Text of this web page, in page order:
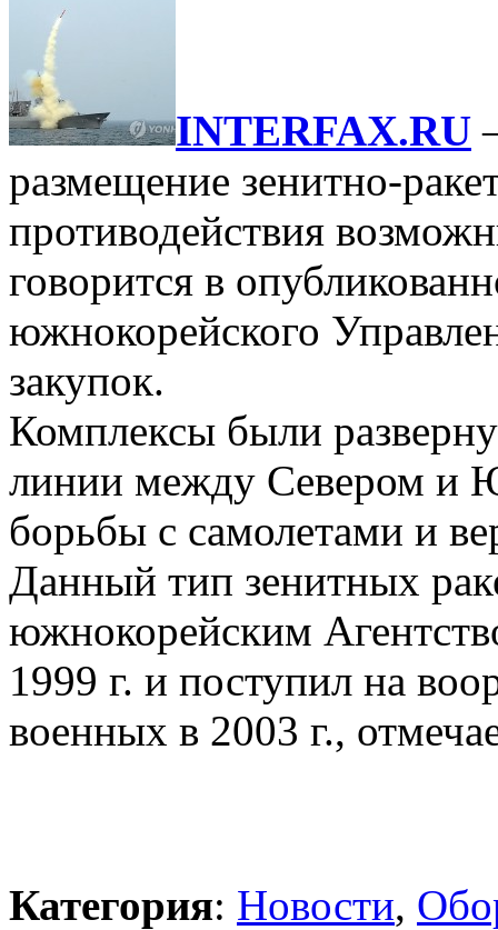
INTERFAX.RU
размещение зенитно-
противодействия
говорится в
южнокорейского
закупок.
Комплексы были
линии между Севером и
борьбы с самолетами и
Данный тип зенитных
южнокорейским
1999 г. и поступил на
военных в 2003 г.,
Категория: Новости,